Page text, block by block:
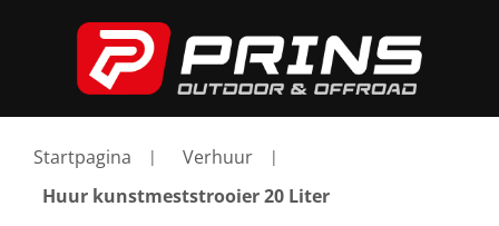
Startpagina
Verhuur
Huur kunstmeststrooier 20 Liter